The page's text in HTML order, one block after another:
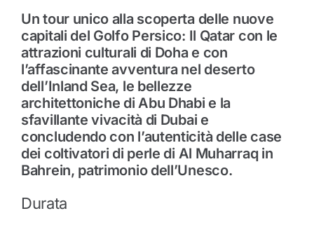
Un tour unico alla scoperta delle nuove
capitali del Golfo Persico: Il Qatar con le
attrazioni culturali di Doha e con
l’affascinante avventura nel deserto
dell’Inland Sea, le bellezze
architettoniche di Abu Dhabi e la
sfavillante vivacità di Dubai e
concludendo con l’autenticità delle case
dei coltivatori di perle di Al Muharraq in
Bahrein, patrimonio dell’Unesco.
Durata